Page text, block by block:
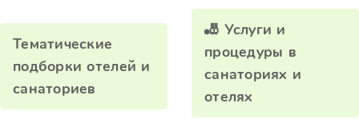
Тематические
подборки отелей и
санаториев
🎳 Услуги и
процедуры в
санаториях и
отелях